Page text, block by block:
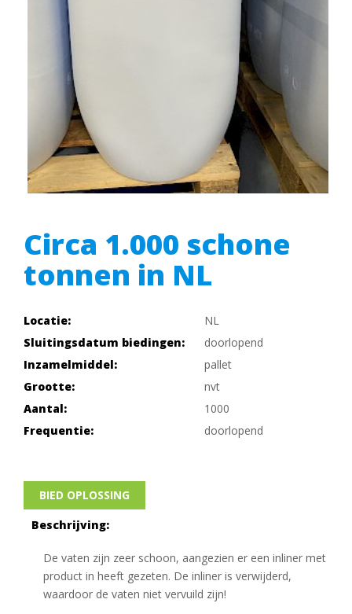
Circa 1.000 schone
tonnen in NL
Locatie:
NL
Sluitingsdatum biedingen:
doorlopend
Inzamelmiddel:
pallet
Grootte:
nvt
Aantal:
1000
Frequentie:
doorlopend
BIED OPLOSSING
Beschrijving:
De vaten zijn zeer schoon, aangezien er een inliner met
product in heeft gezeten. De inliner is verwijderd,
waardoor de vaten niet vervuild zijn!